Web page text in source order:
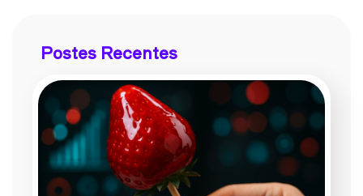
Postes Recentes